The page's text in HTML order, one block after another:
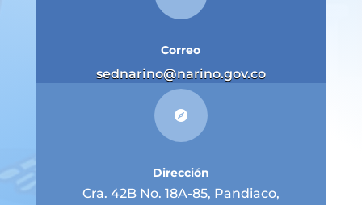
Correo
sednarino@narino.gov.co

Dirección
Cra. 42B No. 18A-85, Pandiaco,